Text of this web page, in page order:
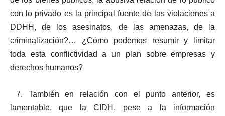
con lo privado es la principal fuente de las violaciones a
DDHH, de los asesinatos, de las amenazas, de la
criminalización?… ¿Cómo podemos resumir y limitar
toda esta conflictividad a un plan sobre empresas y
derechos humanos?
7. También en relación con el punto anterior, es
lamentable, que la CIDH, pese a la información